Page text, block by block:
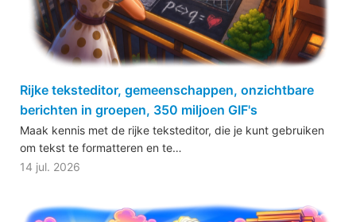
Rijke teksteditor, gemeenschappen, onzichtbare
berichten in groepen, 350 miljoen GIF's
Maak kennis met de rijke teksteditor, die je kunt gebruiken
om tekst te formatteren en te…
14 jul. 2026